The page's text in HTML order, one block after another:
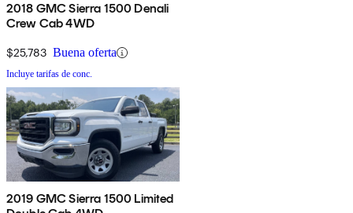
2018 GMC Sierra 1500 Denali
Crew Cab 4WD
$25,783 Buena oferta
Incluye tarifas de conc.
2019 GMC Sierra 1500 Limited